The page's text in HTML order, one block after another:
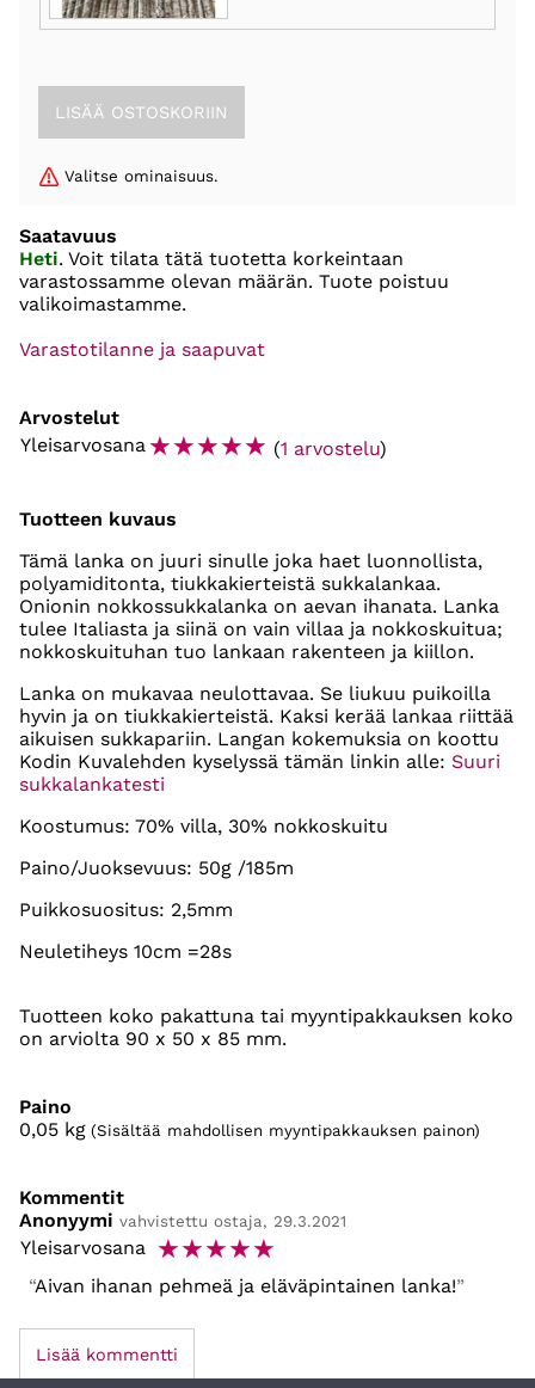
Valitse ominaisuus.
Saatavuus
Heti. Voit tilata tätä tuotetta korkeintaan
varastossamme olevan määrän. Tuote poistuu
valikoimastamme.
Varastotilanne ja saapuvat
Arvostelut
Yleisarvosana ☆☆☆☆☆ (1 arvostelu)
Tuotteen kuvaus
Tämä lanka on juuri sinulle joka haet luonnollista,
polyamiditonta, tiukkakierteistä sukkalankaa.
Onionin nokkossukkalanka on aevan ihanata. Lanka
tulee Italiasta ja siinä on vain villaa ja nokkoskuitua;
nokkoskuituhan tuo lankaan rakenteen ja kiillon.
Lanka on mukavaa neulottavaa. Se liukuu puikoilla
hyvin ja on tiukkakierteistä. Kaksi kerää lankaa riittää
aikuisen sukkapariin. Langan kokemuksia on koottu
Kodin Kuvalehden kyselyssä tämän linkin alle: Suuri
sukkalankatesti
Koostumus: 70% villa, 30% nokkoskuitu
Paino/Juoksevuus: 50g /185m
Puikkosuositus: 2,5mm
Neuletiheys 10cm =28s
Tuotteen koko pakattuna tai myyntipakkauksen koko
on arviolta 90 x 50 x 85 mm.
Paino
0,05 kg (Sisältää mahdollisen myyntipakkauksen painon)
Kommentit
Anonyymi vahvistettu ostaja, 29.3.2021
Yleisarvosana ☆☆☆☆☆
Aivan ihanan pehmeä ja eläväpintainen lanka!
Lisää kommentti